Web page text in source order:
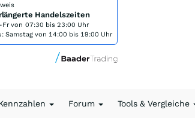
Handelszeiten
Fr von 07:30 bis 23:00 Uhr
Samstag von 14:00 bis 19:00 Uhr
Forum Tools & Vergleiche